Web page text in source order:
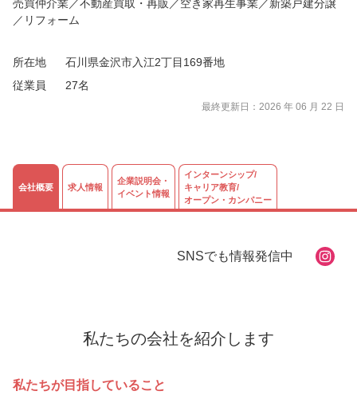
会員登録
売買仲介業／不動産買取・再販／空き家再生事業／新築戸建分譲
／リフォーム
所在地
石川県金沢市入江2丁目169番地
従業員
27名
最終更新日：2026 年 06 月 22 日
会社概要 求人情報
企業説明会・
イベント情報
インターンシップ/
キャリア教育/
オープン・カンパニー
SNSでも情報発信中
私たちの会社を紹介します
私たちが目指していること